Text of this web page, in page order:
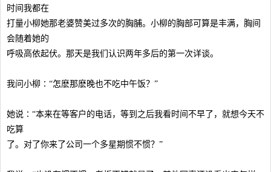
时间我都在
打量小柳她那老婆赞美过多次的胸脯。小柳的胸部可算是丰满，胸间
会随着她的
呼吸高依起伏。那天是我们认识两年多后的第一次详谈。
我问小柳∶“怎麽那麽晚也不吃中午饭？”
她说∶“本来在等客户的电话，等到之后我看时间不早了，就想今天不
吃算
了。对了你来了公司一个多星期惯不惯？”